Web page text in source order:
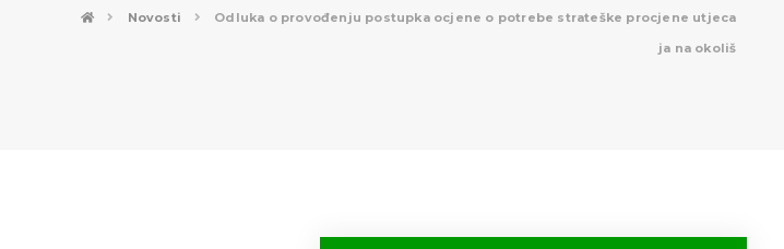
Novosti
Odluka o provođenju postupka ocjene o potrebe strateške procjene utjeca
ja na okoliš